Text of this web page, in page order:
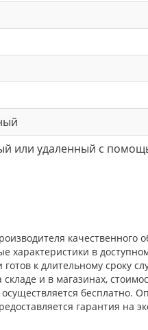
или удаленный с
характеристики в
к длительному сроку
и в магазинах,
гарантия на